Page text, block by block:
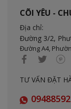
CÕI YÊU -
Địa chỉ:
Đường 3/2,
Đường A4,
TƯ VẤN ĐẶT